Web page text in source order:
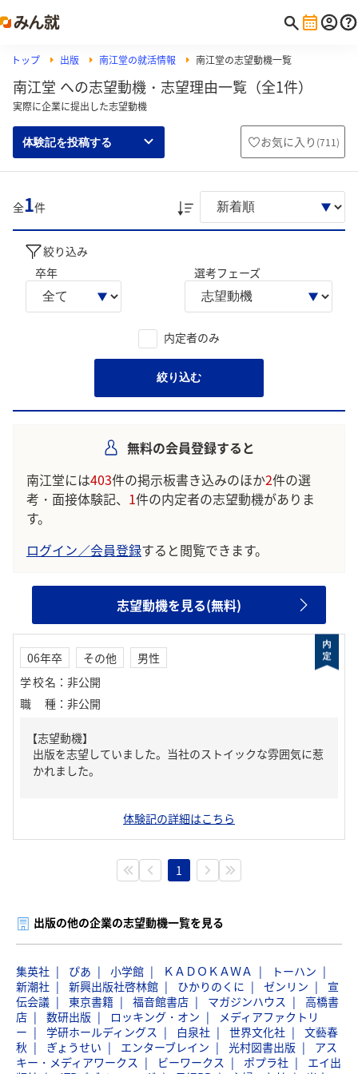
トップ 出版 南江堂の就活情報 南江堂の志望動機一覧
南江堂 への志望動機・志望理由一覧（全1件）
実際に企業に提出した志望動機
体験記を投稿する お気に入り (711)
全1件
絞り込み
卒年
選考フェーズ
内定者のみ
絞り込む
無料の会員登録すると
南江堂には403件の掲示板書き込みのほか2件の選
考・面接体験記、 1件の内定者の志望動機がありま
す。
ログイン／会員登録すると閲覧できます。
志望動機を見る(無料)
06年卒 その他
男性
学校名 ： 非公開
職種 ： 非公開
【志望動機】
出版を志望していました。当社のストイックな雰囲気に惹
かれました。
体験記の詳細はこちら
1
出版の他の企業の志望動機一覧を見る
集英社 ぴあ 小学館 ＫＡＤＯＫＡＷＡ
トーハン
新潮社
新興出版社啓林館 ひかりのくに ゼンリン
宣
伝会議
東京書籍 福音館書店 マガジンハウス
高橋書
店
数研出版 ロッキング・オン
メディアファクトリ
ー
学研ホールディングス 白泉社 世界文化社
文藝春
秋
ぎょうせい エンターブレイン 光村図書出版
アス
キー・メディアワークス
ビーワークス ポプラ社
エイ出